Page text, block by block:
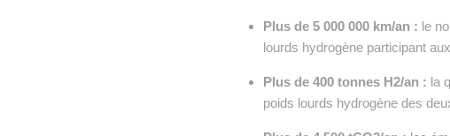
Plus de 5 000 000 km/an : le
lourds hydrogène participant
Plus de 400 tonnes H2/an : la
poids lourds hydrogène des